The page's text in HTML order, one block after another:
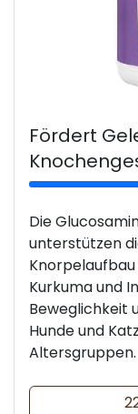
Fördert
Die
unterstützen
Kurkuma und
Beweglichkeit
Hunde und
Altersgruppen.